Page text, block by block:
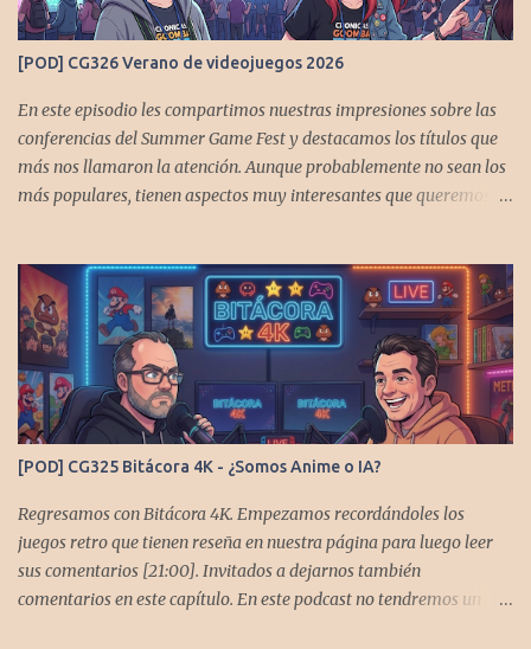
[POD] CG326 Verano de videojuegos 2026
En este episodio les compartimos nuestras impresiones sobre las
conferencias del Summer Game Fest y destacamos los títulos que
más nos llamaron la atención. Aunque probablemente no sean los
más populares, tienen aspectos muy interesantes que queremos
nos agregan a sus plataformas de podcast y nos dejan
comentarios en las cuentas de redes. Spotify YouTube. Twitter -
https://x.com/CronicasGoomba Instagram -
https://www.instagram.com/cronicasgoomba/ Facebook -
https://www.facebook.com/CronicasGoomba Si no estamos en tu
plataforma nos puedes agregarcn el código rss:
https://anchor.fm/s/10d1f3318/podcast/rss
[POD] CG325 Bitácora 4K - ¿Somos Anime o IA?
Regresamos con Bitácora 4K. Empezamos recordándoles los
juegos retro que tienen reseña en nuestra página para luego leer
sus comentarios [21:00]. Invitados a dejarnos también
comentarios en este capítulo. En este podcast no tendremos un